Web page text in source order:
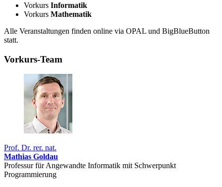
Vorkurs Informatik
Vorkurs Mathematik
Alle Veranstaltungen finden online via OPAL und BigBlueButton
statt.
Vorkurs-Team
Prof. Dr. rer. nat.
Mathias Goldau
Professur für Angewandte Informatik mit Schwerpunkt
Programmierung